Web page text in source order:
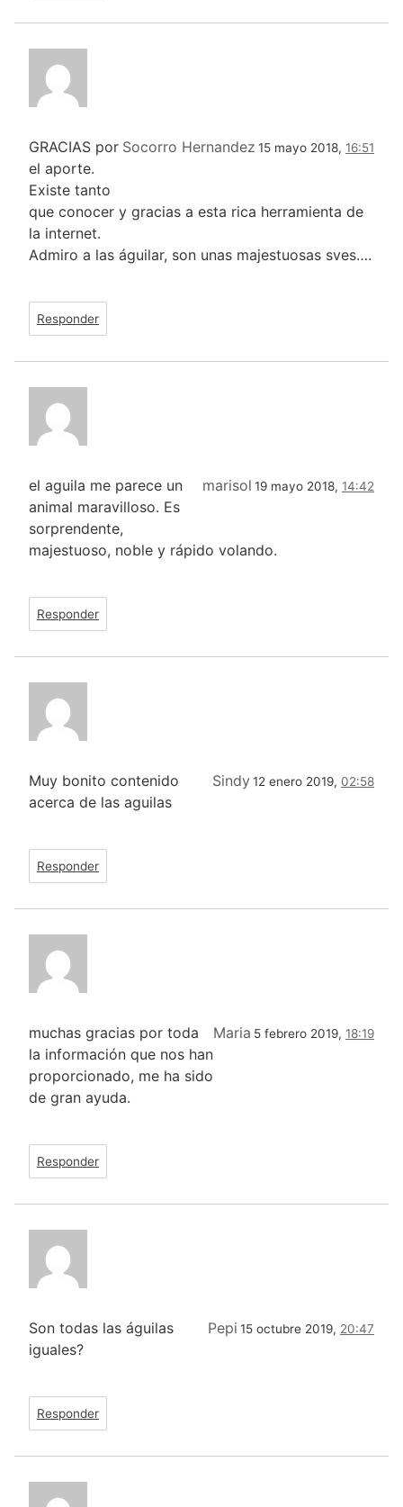
Socorro Hernandez 15 mayo 2018, 16:51
GRACIAS por
el aporte.
Existe tanto
que conocer y gracias a esta rica herramienta de
la internet.
Admiro a las águilar, son unas majestuosas sves….
Responder
marisol 19 mayo 2018, 14:42
el aguila me parece un
animal maravilloso. Es
sorprendente,
majestuoso, noble y rápido volando.
Responder
Sindy12 enero 2019, 02:58
Muy bonito contenido
acerca de las aguilas
Responder
Maria 5 febrero 2019, 18:19
muchas gracias por toda
la información que nos han
proporcionado, me ha sido
de gran ayuda.
Responder
Pepi 15 octubre 2019, 20:47
Son todas las águilas
iguales?
Responder